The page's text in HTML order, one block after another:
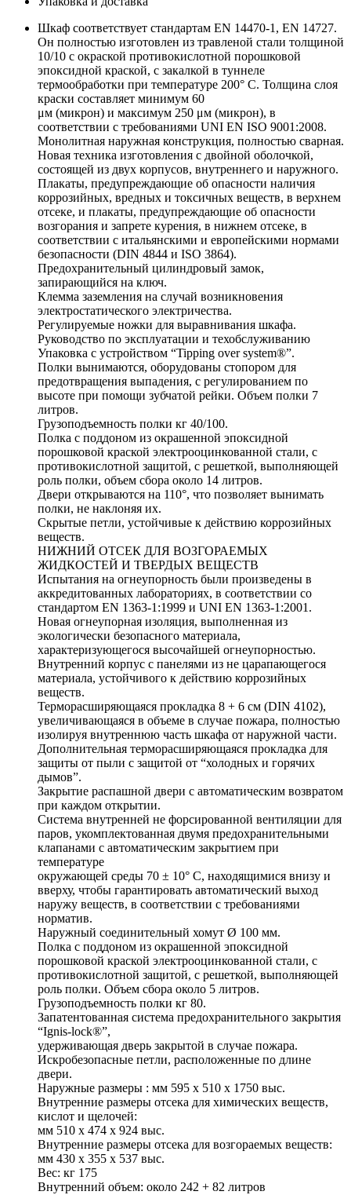
Шкаф соответствует стандартам EN 14470-1, EN 14727.
Он полностью изготовлен из травленой стали толщиной
10/10 с окраской противокислотной порошковой
эпоксидной краской, с закалкой в туннеле
термообработки при температуре 200° C. Толщина слоя
краски составляет минимум 60
μм (микрон) и максимум 250 μм (микрон), в
соответствии с требованиями UNI EN ISO 9001:2008.
Монолитная наружная конструкция, полностью сварная.
Новая техника изготовления с двойной оболочкой,
состоящей из двух корпусов, внутреннего и наружного.
Плакаты, предупреждающие об опасности наличия
коррозийных, вредных и токсичных веществ, в верхнем
отсеке, и плакаты, предупреждающие об опасности
возгорания и запрете курения, в нижнем отсеке, в
соответствии с итальянскими и европейскими нормами
безопасности (DIN 4844 и ISO 3864).
Предохранительный цилиндровый замок,
запирающийся на ключ.
Клемма заземления на случай возникновения
электростатического электричества.
Регулируемые ножки для выравнивания шкафа.
Руководство по эксплуатации и техобслуживанию
Упаковка с устройством “Tipping over system®”.
Полки вынимаются, оборудованы стопором для
предотвращения выпадения, с регулированием по
высоте при помощи зубчатой рейки. Объем полки 7
литров.
Грузоподъемность полки кг 40/100.
Полка с поддоном из окрашенной эпоксидной
порошковой краской электрооцинкованной стали, с
противокислотной защитой, с решеткой, выполняющей
роль полки, объем сбора около 14 литров.
Двери открываются на 110°, что позволяет вынимать
полки, не наклоняя их.
Скрытые петли, устойчивые к действию коррозийных
веществ.
НИЖНИЙ ОТСЕК ДЛЯ ВОЗГОРАЕМЫХ
ЖИДКОСТЕЙ И ТВЕРДЫХ ВЕЩЕСТВ
Испытания на огнеупорность были произведены в
аккредитованных лабораториях, в соответствии со
стандартом EN 1363-1:1999 и UNI EN 1363-1:2001.
Новая огнеупорная изоляция, выполненная из
экологически безопасного материала,
характеризующегося высочайшей огнеупорностью.
Внутренний корпус с панелями из не царапающегося
материала, устойчивого к действию коррозийных
веществ.
Терморасширяющаяся прокладка 8 + 6 см (DIN 4102),
увеличивающаяся в объеме в случае пожара, полностью
изолируя внутреннюю часть шкафа от наружной части.
Дополнительная терморасширяющаяся прокладка для
защиты от пыли с защитой от “холодных и горячих
дымов”.
Закрытие распашной двери с автоматическим возвратом
при каждом открытии.
Система внутренней не форсированной вентиляции для
паров, укомплектованная двумя предохранительными
клапанами с автоматическим закрытием при
температуре
окружающей среды 70 ± 10° C, находящимися внизу и
вверху, чтобы гарантировать автоматический выход
наружу веществ, в соответствии с требованиями
норматив.
Наружный соединительный хомут Ø 100 мм.
Полка с поддоном из окрашенной эпоксидной
порошковой краской электрооцинкованной стали, с
противокислотной защитой, с решеткой, выполняющей
роль полки. Объем сбора около 5 литров.
Грузоподъемность полки кг 80.
Запатентованная система предохранительного закрытия
“Ignis-lock®”,
удерживающая дверь закрытой в случае пожара.
Искробезопасные петли, расположенные по длине
двери.
Наружные размеры : мм 595 x 510 x 1750 выс.
Внутренние размеры отсека для химических веществ,
кислот и щелочей:
мм 510 x 474 x 924 выс.
Внутренние размеры отсека для возгораемых веществ:
мм 430 x 355 x 537 выс.
Вес: кг 175
Внутренний объем: около 242 + 82 литров